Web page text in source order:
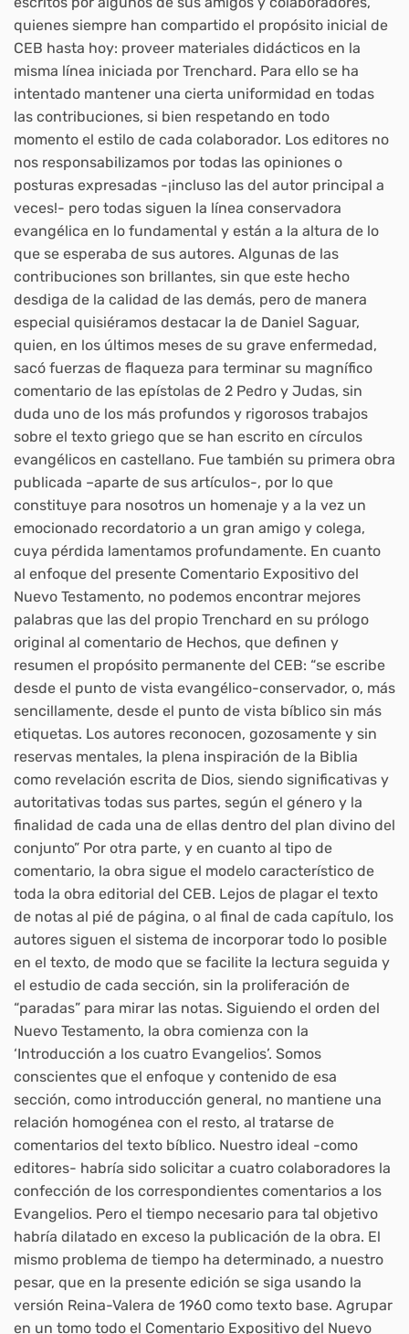
quienes siempre han compartido el propósito inicial de
CEB hasta hoy: proveer materiales didácticos en la
misma línea iniciada por Trenchard. Para ello se ha
intentado mantener una cierta uniformidad en todas
las contribuciones, si bien respetando en todo
momento el estilo de cada colaborador. Los editores no
nos responsabilizamos por todas las opiniones o
posturas expresadas -¡incluso las del autor principal a
veces!- pero todas siguen la línea conservadora
evangélica en lo fundamental y están a la altura de lo
que se esperaba de sus autores. Algunas de las
contribuciones son brillantes, sin que este hecho
desdiga de la calidad de las demás, pero de manera
especial quisiéramos destacar la de Daniel Saguar,
quien, en los últimos meses de su grave enfermedad,
sacó fuerzas de flaqueza para terminar su magnífico
comentario de las epístolas de 2 Pedro y Judas, sin
duda uno de los más profundos y rigorosos trabajos
sobre el texto griego que se han escrito en círculos
evangélicos en castellano. Fue también su primera obra
publicada –aparte de sus artículos-, por lo que
constituye para nosotros un homenaje y a la vez un
emocionado recordatorio a un gran amigo y colega,
cuya pérdida lamentamos profundamente. En cuanto
al enfoque del presente Comentario Expositivo del
Nuevo Testamento, no podemos encontrar mejores
palabras que las del propio Trenchard en su prólogo
original al comentario de Hechos, que definen y
resumen el propósito permanente del CEB: “se escribe
desde el punto de vista evangélico-conservador, o, más
sencillamente, desde el punto de vista bíblico sin más
etiquetas. Los autores reconocen, gozosamente y sin
reservas mentales, la plena inspiración de la Biblia
como revelación escrita de Dios, siendo significativas y
autoritativas todas sus partes, según el género y la
finalidad de cada una de ellas dentro del plan divino del
conjunto” Por otra parte, y en cuanto al tipo de
comentario, la obra sigue el modelo característico de
toda la obra editorial del CEB. Lejos de plagar el texto
de notas al pié de página, o al final de cada capítulo, los
autores siguen el sistema de incorporar todo lo posible
en el texto, de modo que se facilite la lectura seguida y
el estudio de cada sección, sin la proliferación de
“paradas” para mirar las notas. Siguiendo el orden del
Nuevo Testamento, la obra comienza con la
‘Introducción a los cuatro Evangelios’. Somos
conscientes que el enfoque y contenido de esa
sección, como introducción general, no mantiene una
relación homogénea con el resto, al tratarse de
comentarios del texto bíblico. Nuestro ideal -como
editores- habría sido solicitar a cuatro colaboradores la
confección de los correspondientes comentarios a los
Evangelios. Pero el tiempo necesario para tal objetivo
habría dilatado en exceso la publicación de la obra. El
mismo problema de tiempo ha determinado, a nuestro
pesar, que en la presente edición se siga usando la
versión Reina-Valera de 1960 como texto base. Agrupar
en un tomo todo el Comentario Expositivo del Nuevo